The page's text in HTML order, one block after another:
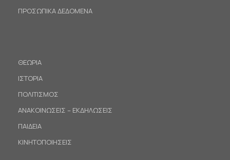
ΠΡΟΣΩΠΙΚΑ ΔΕΔΟΜΕΝΑ
ΘΕΩΡΙΑ
ΙΣΤΟΡΙΑ
ΠΟΛΙΤΙΣΜΟΣ
ΑΝΑΚΟΙΝΩΣΕΙΣ – ΕΚΔΗΛΩΣΕΙΣ
ΠΑΙΔΕΙΑ
ΚΙΝΗΤΟΠΟΙΗΣΕΙΣ